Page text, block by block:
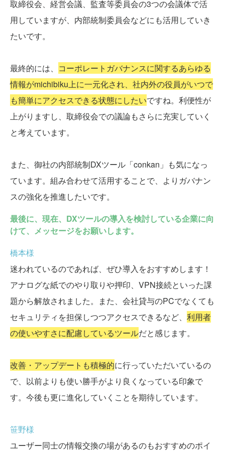
取締役会、経営会議、監査等委員会の3つの会議体で活
用していますが、内部統制委員会などにも活用していき
たいです。
最終的には、 コーポレートガバナンスに関するあらゆる
情報がmichibiku上に一元化され、社内外の役員がいつで
も簡単にアクセスできる状態にしたいですね。利便性が
上がりますし、取締役会での議論もさらに充実していく
と考えています。
また、御社の内部統制DXツール「conkan」も気になっ
ています。組み合わせて活用することで、よりガバナン
スの強化を推進したいです。
最後に、現在、DXツールの導入を検討している企業に向
けて、メッセージをお願いします。
橋本様
迷われているのであれば、ぜひ導入をおすすめします！
アナログな紙でのやり取りや押印、VPN接続といった課
題から解放されました。また、会社貸与のPCでなくても
セキュリティを担保しつつアクセスできるなど、 利用者
の使いやすさに配慮しているツールだと感じます。
改善・アップデートも積極的に行っていただいているの
で、以前よりも使い勝手がより良くなっている印象で
す。今後も更に進化していくことを期待しています。
笹野様
ユーザー同士の情報交換の場があるのもおすすめのポイ